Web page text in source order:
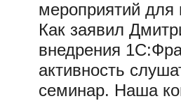
мероприятий для
Как заявил
внедрения
активность
семинар. Наша